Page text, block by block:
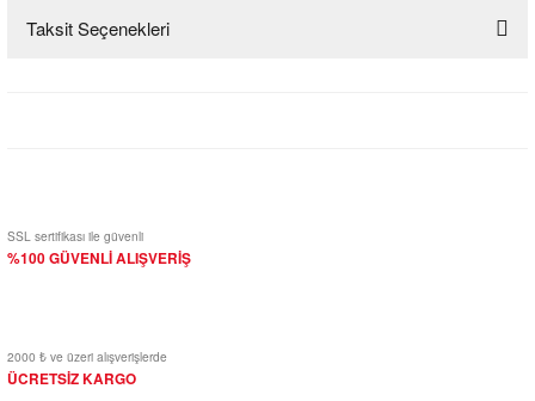
Bu ürüne ilk yorumu siz yapın!
Taksit Seçenekleri
SSL sertifikası ile güvenli
%100 GÜVENLİ ALIŞVERİŞ
2000 ₺ ve üzeri alışverişlerde
ÜCRETSİZ KARGO